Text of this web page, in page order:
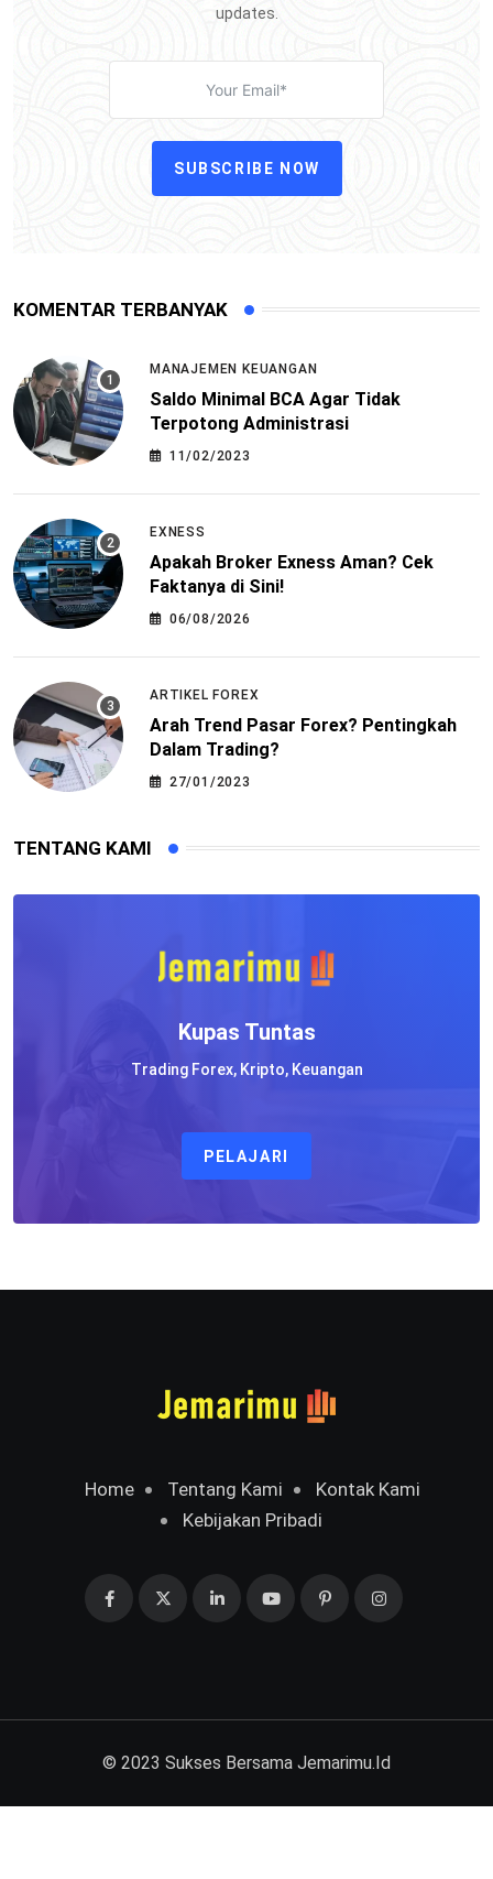
updates.
SUBSCRIBE NOW
KOMENTAR TERBANYAK
MANAJEMEN KEUANGAN
Saldo Minimal BCA Agar Tidak
Terpotong Administrasi
11/02/2023
EXNESS
Apakah Broker Exness Aman? Cek
Faktanya di Sini!
06/08/2026
ARTIKEL FOREX
Arah Trend Pasar Forex? Pentingkah
Dalam Trading?
27/01/2023
TENTANG KAMI
Kupas Tuntas
Trading Forex, Kripto, Keuangan
PELAJARI
Home Tentang Kami
Kontak Kami
Kebijakan Pribadi
© 2023 Sukses Bersama Jemarimu.Id